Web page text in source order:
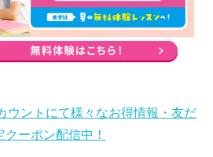
ウントにて様々なお得情報・友だ
クーポン配信中！